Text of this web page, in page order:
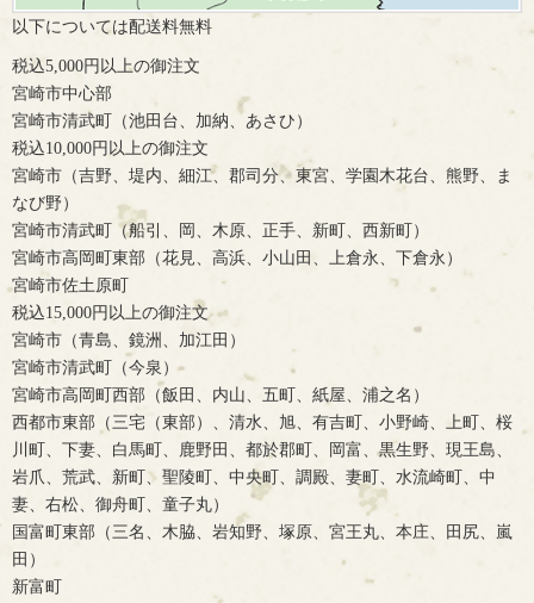
以下については配送料無料
税込5,000円以上の御注文
宮崎市中心部
宮崎市清武町（池田台、加納、あさひ）
税込10,000円以上の御注文
宮崎市（吉野、堤内、細江、郡司分、東宮、学園木花台、熊野、ま
なび野）
宮崎市清武町（船引、岡、木原、正手、新町、西新町）
宮崎市高岡町東部（花見、高浜、小山田、上倉永、下倉永）
宮崎市佐土原町
税込15,000円以上の御注文
宮崎市（青島、鏡洲、加江田）
宮崎市清武町（今泉）
宮崎市高岡町西部（飯田、内山、五町、紙屋、浦之名）
西都市東部（三宅（東部）、清水、旭、有吉町、小野崎、上町、桜
川町、下妻、白馬町、鹿野田、都於郡町、岡富、黒生野、現王島、
岩爪、荒武、新町、聖陵町、中央町、調殿、妻町、水流崎町、中
妻、右松、御舟町、童子丸）
国富町東部（三名、木脇、岩知野、塚原、宮王丸、本庄、田尻、嵐
田）
新富町